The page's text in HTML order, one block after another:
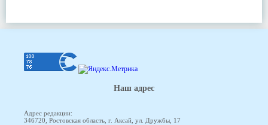
Наш адрес
Адрес редакции:
346720, Ростовская область, г. Аксай, ул. Дружбы, 17